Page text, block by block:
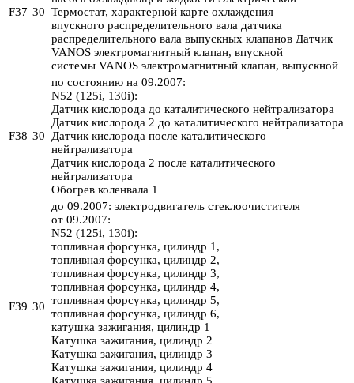
F37 30 Термостат, характерной карте охлаждения
впускного распределительного вала датчика
распределительного вала выпускных клапанов Датчик
VANOS электромагнитный клапан, впускной
системы VANOS электромагнитный клапан, выпускной
F38 30
по состоянию на 09.2007:
N52 (125i, 130i):
Датчик кислорода до каталитического нейтрализатора
Датчик кислорода 2 до каталитического нейтрализатора
Датчик кислорода после каталитического
нейтрализатора
Датчик кислорода 2 после каталитического
нейтрализатора
Обогрев коленвала 1
F39 30
до 09.2007: электродвигатель стеклоочистителя
от 09.2007:
N52 (125i, 130i):
топливная форсунка, цилиндр 1,
топливная форсунка, цилиндр 2,
топливная форсунка, цилиндр 3,
топливная форсунка, цилиндр 4,
топливная форсунка, цилиндр 5,
топливная форсунка, цилиндр 6,
катушка зажигания, цилиндр 1
Катушка зажигания, цилиндр 2
Катушка зажигания, цилиндр 3
Катушка зажигания, цилиндр 4